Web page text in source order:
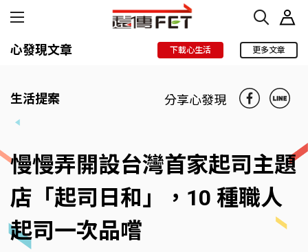
心發現文章 下載心生活 更多文章
生活提案 分享心發現
慢慢弄開設台灣首家起司主題
店「起司日和」，10 種職人
起司一次品嚐